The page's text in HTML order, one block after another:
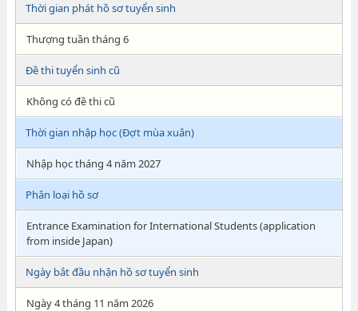
Thời gian phát hồ sơ tuyển sinh
Thượng tuần tháng 6
Đề thi tuyển sinh cũ
Không có đề thi cũ
Thời gian nhập học (Đợt mùa xuân)
Nhập học tháng 4 năm 2027
Phân loại hồ sơ
Entrance Examination for International Students (application
from inside Japan)
Ngày bắt đầu nhận hồ sơ tuyển sinh
Ngày 4 tháng 11 năm 2026